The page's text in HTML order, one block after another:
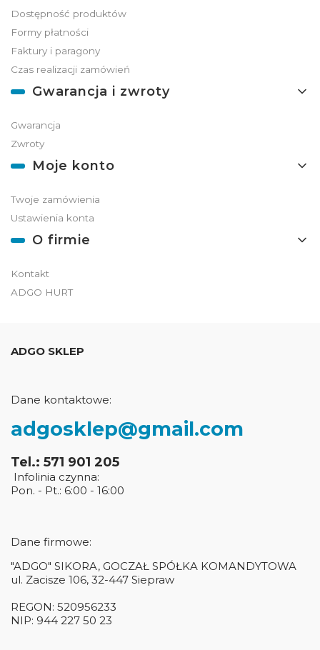
Dostępność produktów
Formy płatności
Faktury i paragony
Czas realizacji zamówień
Gwarancja i zwroty
Gwarancja
Zwroty
Moje konto
Twoje zamówienia
Ustawienia konta
O firmie
Kontakt
ADGO HURT
ADGO SKLEP
Dane kontaktowe:
adgosklep@gmail.com
Tel.: 571 901 205
Infolinia czynna:
Pon. - Pt.: 6:00 - 16:00
Dane firmowe:
"ADGO" SIKORA, GOCZAŁ SPÓŁKA KOMANDYTOWA
ul. Zacisze 106, 32-447 Siepraw
REGON: 520956233
NIP: 944 227 50 23